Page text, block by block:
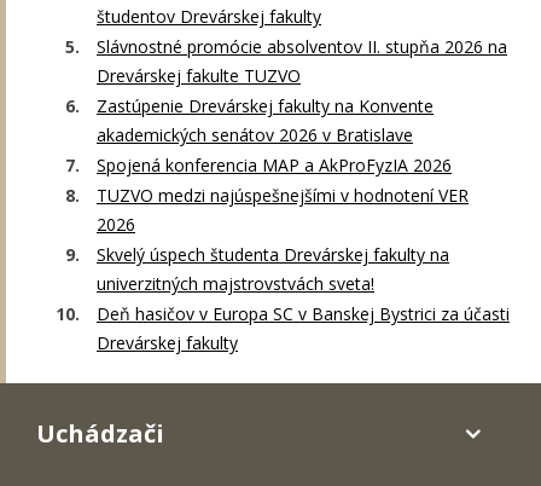
študentov Drevárskej fakulty
Slávnostné promócie absolventov II. stupňa 2026 na
Drevárskej fakulte TUZVO
Zastúpenie Drevárskej fakulty na Konvente
akademických senátov 2026 v Bratislave
Spojená konferencia MAP a AkProFyzIA 2026
TUZVO medzi najúspešnejšími v hodnotení VER
2026
Skvelý úspech študenta Drevárskej fakulty na
univerzitných majstrovstvách sveta!
Deň hasičov v Europa SC v Banskej Bystrici za účasti
Drevárskej fakulty
Uchádzači